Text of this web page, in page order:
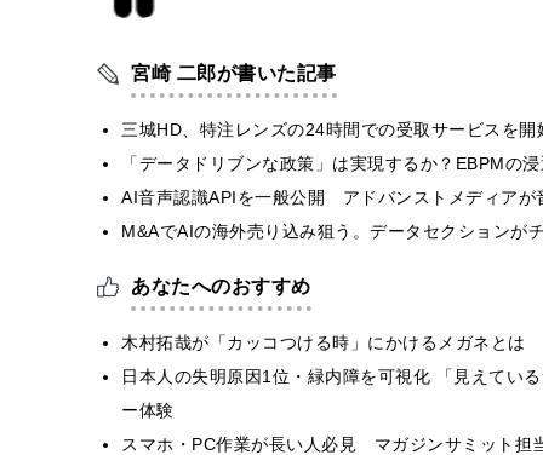
宮崎 二郎が書いた記事
三城HD、特注レンズの24時間での受取サービスを
「データドリブンな政策」は実現するか？EBPMの
AI音声認識APIを一般公開 アドバンストメディアが
M&AでAIの海外売り込み狙う。データセクションが
あなたへのおすすめ
木村拓哉が「カッコつける時」にかけるメガネとは
日本人の失明原因1位・緑内障を可視化 「見えてい
ー体験
スマホ・PC作業が長い人必見 マガジンサミット担